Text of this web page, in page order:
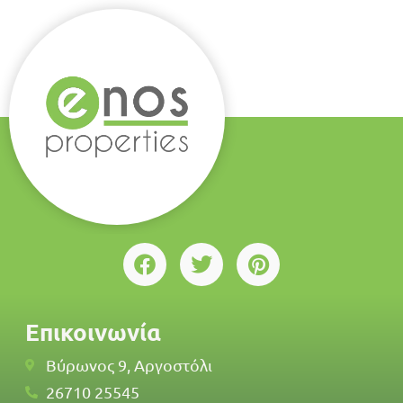
Επικοινωνία
Βύρωνος 9, Αργοστόλι
26710 25545